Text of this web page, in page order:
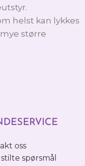
helst kan lykkes
større
oss
spørsmål